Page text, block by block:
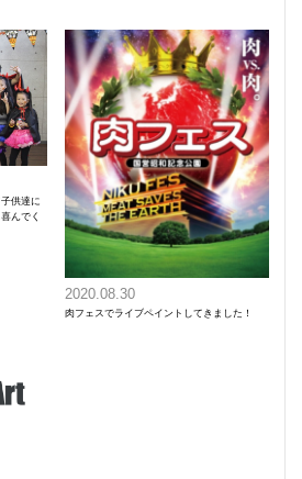
供達に
んでく
2020.08.30
肉フェスでライブペイントしてきました！